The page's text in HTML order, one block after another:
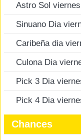
Astro Sol
Sinuano Dia
Caribeña dia
Culona Dia
Pick 3 Dia
Pick 4 Dia
Chances